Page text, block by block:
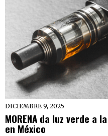
DICIEMBRE 9, 2025
MORENA da luz verde a
en México